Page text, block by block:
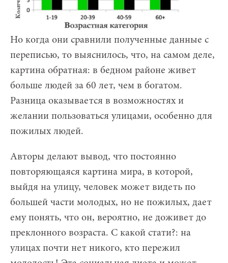
Но когда они сравнили полученные данные с
переписью, то выяснилось, что, на самом деле,
картина обратная: в бедном районе живет
больше людей за 60 лет, чем в богатом.
Разница оказывается в возможностях и
желании пользоваться улицами, особенно для
пожилых людей.
Авторы делают вывод, что постоянно
повторяющаяся картина мира, в которой,
выйдя на улицу, человек может видеть по
большей части молодых, но не пожилых, дает
ему понять, что он, вероятно, не доживет до
преклонного возраста. С какой стати?: на
улицах почти нет никого, кто пережил